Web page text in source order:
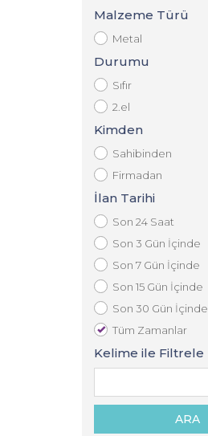
Malzeme Türü
Metal
Durumu
Sıfır
2.el
Kimden
Sahibinden
Firmadan
İlan Tarihi
Son 24 Saat
Son 3 Gün İçinde
Son 7 Gün İçinde
Son 15 Gün İçinde
Son 30 Gün İçinde
Tüm Zamanlar
Kelime ile Filtrele